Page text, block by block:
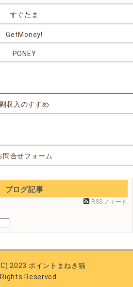
すぐたま
GetMoney!
PONEY
副収入のすすめ
問合せフォーム
ブログ記事
RSSフィード
2023 ポイントまねき猫
Reserved.